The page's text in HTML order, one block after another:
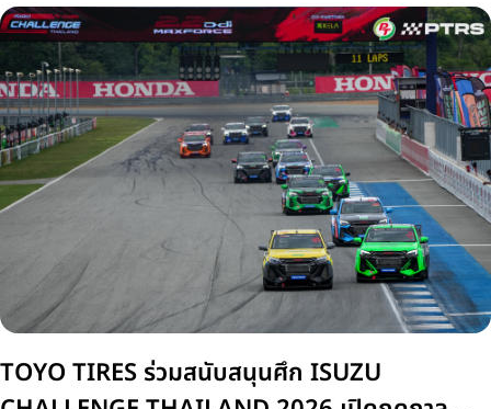
TOYO TIRES ร่วมสนับสนุนศึก ISUZU